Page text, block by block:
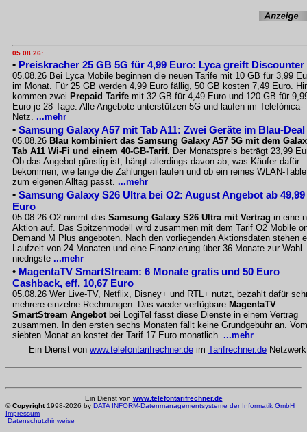
05.08.26:
• Preiskracher 25 GB 5G für 4,99 Euro: Lyca greift Discounter
05.08.26 Bei Lyca Mobile beginnen die neuen Tarife mit 10 GB für 3,99
im Monat. Für 25 GB werden 4,99 Euro fällig, 50 GB kosten 7,49 Euro.
kommen zwei Prepaid Tarife mit 32 GB für 4,49 Euro und 120 GB für
Euro je 28 Tage. Alle Angebote unterstützen 5G und laufen im Telefónica-
Netz. ...mehr
• Samsung Galaxy A57 mit Tab A11: Zwei Geräte im Blau-Deal
05.08.26 Blau kombiniert das Samsung Galaxy A57 5G mit dem
Tab A11 Wi-Fi und einem 40-GB-Tarif. Der Monatspreis beträgt 23,99
Ob das Angebot günstig ist, hängt allerdings davon ab, was Käufer dafür
bekommen, wie lange die Zahlungen laufen und ob ein reines WLAN-
zum eigenen Alltag passt. ...mehr
• Samsung Galaxy S26 Ultra bei O2: August Angebot ab 49,99
Euro
05.08.26 O2 nimmt das Samsung Galaxy S26 Ultra mit Vertrag in eine
Aktion auf. Das Spitzenmodell wird zusammen mit dem Tarif O2 Mobile
Demand M Plus angeboten. Nach den vorliegenden Aktionsdaten stehen
Laufzeit von 24 Monaten und eine Finanzierung über 36 Monate zur Wahl.
niedrigste ...mehr
• MagentaTV SmartStream: 6 Monate gratis und 50 Euro
Cashback, eff. 10,67 Euro
05.08.26 Wer Live-TV, Netflix, Disney+ und RTL+ nutzt, bezahlt dafür
mehrere einzelne Rechnungen. Das wieder verfügbare MagentaTV
SmartStream Angebotbei LogiTel fasst diese Dienste in einem Vertrag
zusammen. In den ersten sechs Monaten fällt keine Grundgebühr an. Vom
siebten Monat an kostet der Tarif 17 Euro monatlich. ...mehr
Ein Dienst von www.telefontarifrechner.de im Tarifrechner.de Netzwerk
Ein Dienst von www.telefontarifrechner.de
©Copyright1998-2026 by DATA INFORM-Datenmanagementsysteme der Informatik GmbH
Impressum
Datenschutzhinweise